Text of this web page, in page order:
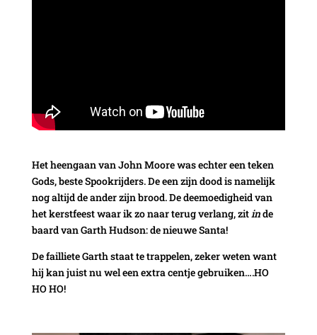
Het heengaan van John Moore was echter een teken
Gods, beste Spookrijders. De een zijn dood is namelijk
nog altijd de ander zijn brood. De deemoedigheid van
het kerstfeest waar ik zo naar terug verlang, zitinde
baard van Garth Hudson: de nieuwe Santa!
De failliete Garth staat te trappelen, zeker weten want
hij kan juist nu wel een extra centje gebruiken….HO
HO HO!